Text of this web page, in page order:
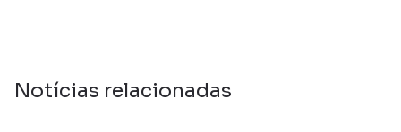
Notícias relacionadas